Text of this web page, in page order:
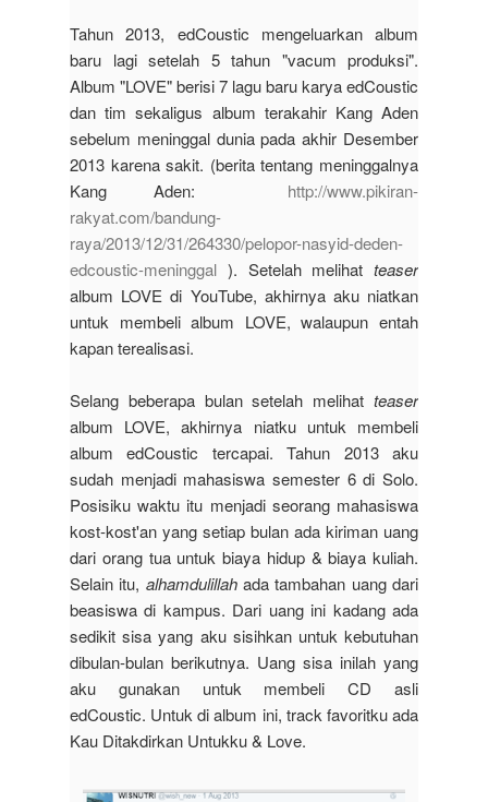
Tahun 2013, edCoustic mengeluarkan album
baru lagi setelah 5 tahun "vacum produksi".
Album "LOVE" berisi 7 lagu baru karya edCoustic
dan tim sekaligus album terakahir Kang Aden
sebelum meninggal dunia pada akhir Desember
2013 karena sakit. (berita tentang meninggalnya
Kang Aden:
http://www.pikiran-
rakyat.com/bandung-
raya/2013/12/31/264330/pelopor-nasyid-deden-
edcoustic-meninggal ). Setelah melihat teaser
album LOVE di YouTube, akhirnya aku niatkan
untuk membeli album LOVE, walaupun entah
kapan terealisasi.
Selang beberapa bulan setelah melihat teaser
album LOVE, akhirnya niatku untuk membeli
album edCoustic tercapai. Tahun 2013 aku
sudah menjadi mahasiswa semester 6 di Solo.
Posisiku waktu itu menjadi seorang mahasiswa
kost-kost'an yang setiap bulan ada kiriman uang
dari orang tua untuk biaya hidup & biaya kuliah.
Selain itu, alhamdulillahada tambahan uang dari
beasiswa di kampus. Dari uang ini kadang ada
sedikit sisa yang aku sisihkan untuk kebutuhan
dibulan-bulan berikutnya. Uang sisa inilah yang
aku gunakan untuk membeli CD asli
edCoustic. Untuk di album ini, track favoritku ada
Kau Ditakdirkan Untukku & Love.